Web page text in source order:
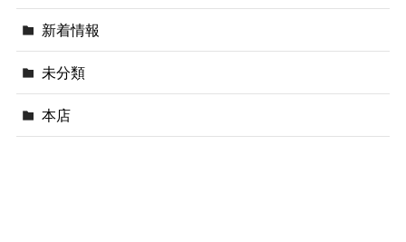
新着情報
未分類
本店